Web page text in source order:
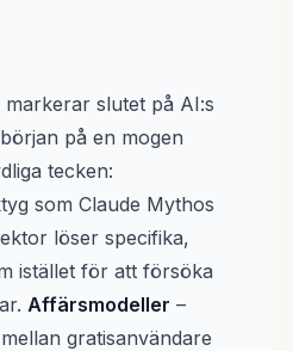
slutet på AI:s
på en mogen
tecken:
som Claude Mythos
löser specifika,
istället för att försöka
Affärsmodeller –
gratisanvändare